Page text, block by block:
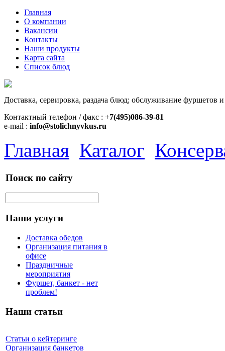
Главная
О компании
Вакансии
Контакты
Наши продукты
Карта сайта
Список блюд
Доставка, сервировка, раздача блюд; обслуживание фуршетов
Контактный телефон / факс : +7(495)086-39-81
e-mail : info@stolichnyvkus.ru
Главная Каталог
Поиск по сайту
Наши услуги
Доставка обедов
Организация питания в
офисе
Праздничные
мероприятия
Фуршет, банкет - нет
проблем!
Наши статьи
Статьи о кейтеринге
Организация банкетов